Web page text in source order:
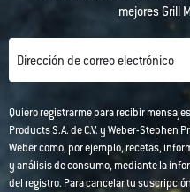
mejores Grill
Dirección de correo electrónico
Quiero registrarme para recibir
Products S.A. de C.V. y Weber-Stephen
Weber como, por ejemplo, recetas,
y análisis de consumo, mediante la
del registro. Para cancelar tu